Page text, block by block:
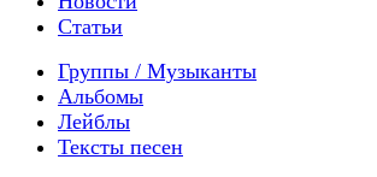
Статьи
Группы / Музыканты
Альбомы
Лейблы
Тексты песен